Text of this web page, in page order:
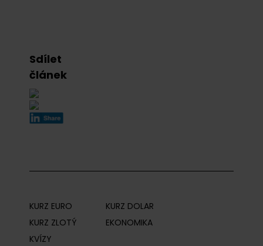
Sdílet
článek
KURZ EURO
KURZ DOLAR
KURZ ZLOTÝ
EKONOMIKA
KVÍZY